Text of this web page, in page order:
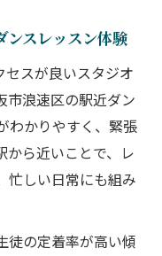
ンスレッスン体験
セスが良いスタジオ
市浪速区の駅近ダン
わかりやすく、緊張
から近いことで、レ
忙しい日常にも組み
徒の定着率が高い傾